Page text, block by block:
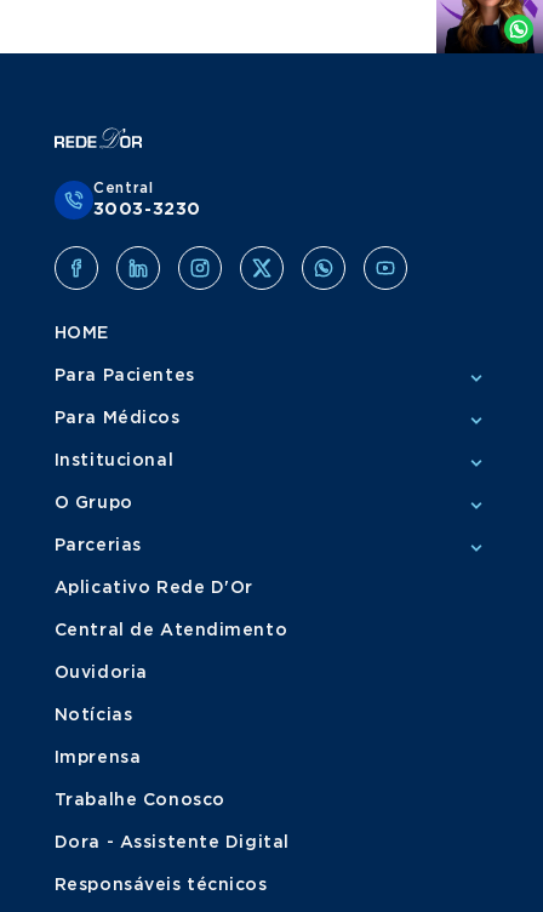
Whatsapp
Central
3003-3230
HOME
Para Pacientes
Para Médicos
Institucional
O Grupo
Parcerias
Aplicativo Rede D'Or
Central de Atendimento
Ouvidoria
Notícias
Imprensa
Trabalhe Conosco
Dora - Assistente Digital
Responsáveis técnicos